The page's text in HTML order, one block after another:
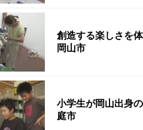
創造する楽しさを
岡山市
小学生が岡山出身
庭市